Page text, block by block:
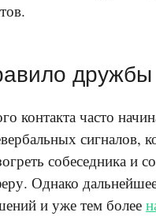
дружбы
контакта часто
сигналов,
собеседника и
Однако
и уже тем более